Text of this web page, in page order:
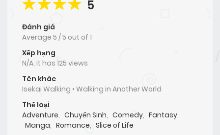
5
Đánh giá
Average 5 /5 out of 1
Xếp hạng
N/A, it has 125 views
Tên khác
Isekai Walking • Walking in Another World
Thể loại
Adventure, Chuyển Sinh, Comedy, Fantasy,
Manga, Romance, Slice of Life